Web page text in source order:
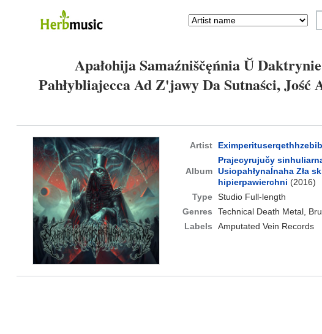
Apałohija Samaźniščęńnia Ŭ
Pahłybliajecca Ad Z'jawy Da Sutnaści,
Artist
Album
Prajecyrujučy
Usiopahłynaĺnaha Zła
hipierpawierchni (2016)
Type Studio Full-length
Genres
Technical Death Metal,
Labels
Amputated Vein Records